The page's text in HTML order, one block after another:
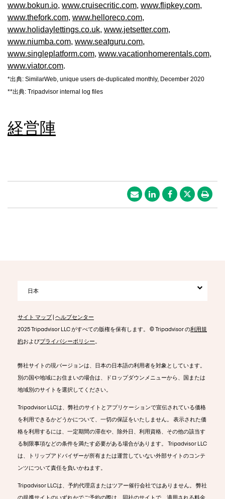
www.bokun.io, www.cruisecritic.com, www.flipkey.com,
www.thefork.com, www.helloreco.com,
www.holidaylettings.co.uk, www.jetsetter.com,
www.niumba.com, www.seatguru.com,
www.singleplatform.com, www.vacationhomerentals.com,
www.viator.com.
*出典: SimilarWeb, unique users de-duplicated monthly, December 2020
**出典: Tripadvisor internal log files
経営陣
日本
サイト マップ| ヘルプセンター
2025 Tripadvisor LLC がすべての版権を保有します。 © Tripadvisor の利用規
約およびプライバシーポリシー 。
弊社サイトの現バージョンは、日本の日本語の利用者を対象としています。
別の国や地域にお住まいの場合は、ドロップダウンメニューから、国または
地域別のサイトを選択してください。
Tripadvisor LLCは、弊社のサイトとアプリケーションで宣伝されている価格
を利用できるかどうかについて、一切の保証をいたしません。 表示された価
格を利用するには、一定期間の滞在や、除外日、利用資格、その他の該当す
る制限事項などの条件を満たす必要がある場合があります。 Tripadvisor LLC
は、トリップアドバイザーが所有または運営していない外部サイトのコンテ
ンツについて責任を負いかねます。
Tripadvisor LLCは、予約代理店またはツアー催行会社ではありません。 弊社
の提携サイトのいずれかでご予約の際は、同社のサイトで、適用される料金